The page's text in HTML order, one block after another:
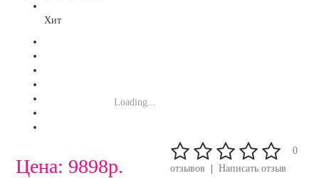
Loading...
Хит
Цена: 9898р.
0
отзывов
Написать отзыв